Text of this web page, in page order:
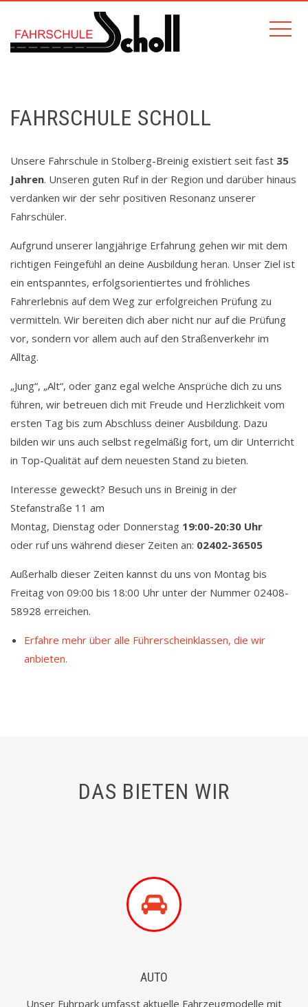
FAHRSCHULE SCHOLL
Unsere Fahrschule in Stolberg-Breinig existiert seit fast 35
Jahren. Unseren guten Ruf in der Region und darüber hinaus
verdanken wir der sehr positiven Resonanz unserer
Fahrschüler.
Aufgrund unserer langjährige Erfahrung gehen wir mit dem
richtigen Feingefühl an deine Ausbildung heran. Unser Ziel ist
ein entspanntes, erfolgsorientiertes und fröhliches
Fahrerlebnis auf dem Weg zur erfolgreichen Prüfung zu
vermitteln. Wir bereiten dich aber nicht nur auf die Prüfung
vor, sondern vor allem auch auf den Straßenverkehr im
Alltag.
„Jung“, „Alt“, oder ganz egal welche Ansprüche dich zu uns
führen, wir betreuen dich mit Freude und Herzlichkeit vom
ersten Tag bis zum Abschluss deiner Ausbildung. Dazu
bilden wir uns auch selbst regelmäßig fort, um dir Unterricht
in Top-Qualität auf dem neuesten Stand zu bieten.
Interesse geweckt? Besuch uns in Breinig in der
Stefanstraße 11 am
Montag, Dienstag oder Donnerstag 19:00-20:30 Uhr
oder ruf uns während dieser Zeiten an: 02402-36505
Außerhalb dieser Zeiten kannst du uns von Montag bis
Freitag von 09:00 bis 18:00 Uhr unter der Nummer 02408-
58928 erreichen.
Erfahre mehr über alle Führerscheinklassen, die wir
anbieten.
DAS BIETEN WIR
AUTO
Unser Fuhrpark umfasst aktuelle Fahrzeugmodelle mit